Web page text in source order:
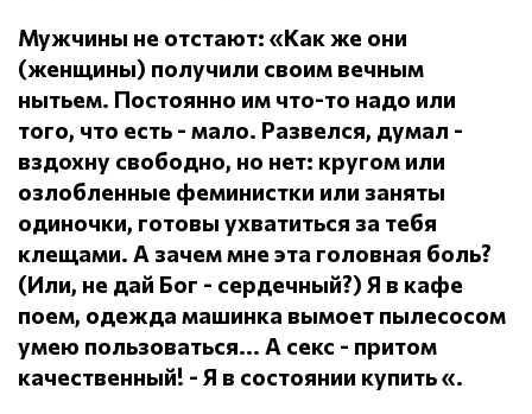
Мужчины не отстают: «Как же они
(женщины) получили своим вечным
нытьем. Постоянно им что-то надо или
того, что есть - мало. Развелся, думал -
вздохну свободно, но нет: кругом или
озлобленные феминистки или заняты
одиночки, готовы ухватиться за тебя
клещами. А зачем мне эта головная боль?
(Или, не дай Бог - сердечный?) Я в кафе
поем, одежда машинка вымоет пылесосом
умею пользоваться... А секс - притом
качественный! - Я в состоянии купить «.